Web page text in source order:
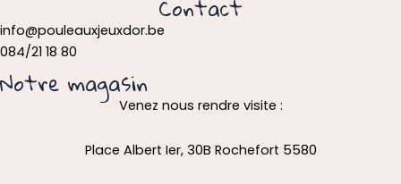
Contact
info@pouleauxjeuxdor.be
084/21 18 80
Notre magasin
Venez nous rendre visite :
Place Albert Ier, 30B Rochefort 5580